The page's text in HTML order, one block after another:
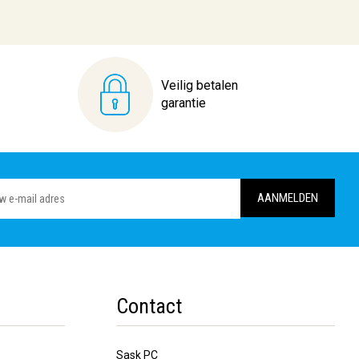
Veilig betalen
garantie
Contact
Sask PC